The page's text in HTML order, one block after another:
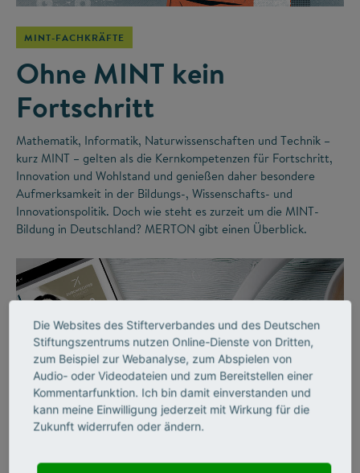
MINT-FACHKRÄFTE
Ohne MINT kein
Fortschritt
Mathematik, Informatik, Naturwissenschaften und Technik –
kurz MINT – gelten als die Kernkompetenzen für Fortschritt,
Innovation und Wohlstand und genießen daher besondere
Aufmerksamkeit in der Bildungs-, Wissenschafts- und
Innovationspolitik. Doch wie steht es zurzeit um die MINT-
Bildung in Deutschland? MERTON gibt einen Überblick.
Die Websites des Stifterverbandes und des Deutschen
Stiftungszentrums nutzen Online-Dienste von Dritten,
zum Beispiel zur Webanalyse, zum Abspielen von
Audio- oder Videodateien und zum Bereitstellen einer
Kommentarfunktion. Ich bin damit einverstanden und
kann meine Einwilligung jederzeit mit Wirkung für die
Zukunft widerrufen oder ändern.